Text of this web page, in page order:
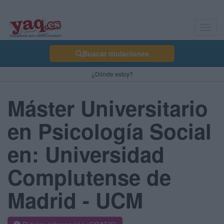
Buscar titulaciones
¿Dónde estoy?
Máster Universitario
en Psicología Social
en: Universidad
Complutense de
Madrid - UCM